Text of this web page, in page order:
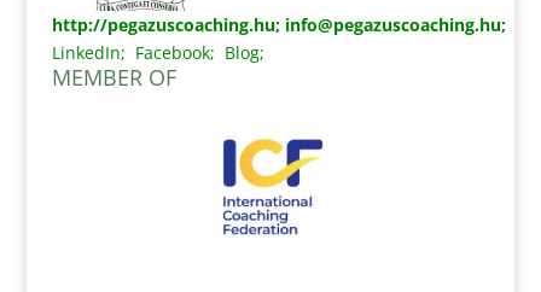
http://pegazuscoaching.hu; info@pegazuscoaching.hu;
LinkedIn; Facebook; Blog;
MEMBER OF